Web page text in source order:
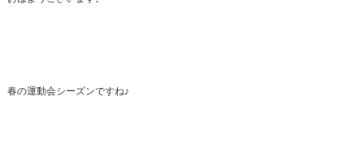
春の運動会シーズンですね♪